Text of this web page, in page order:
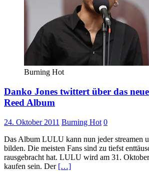
Burning Hot
Danko Jones twittert über das
Reed Album
24. Oktober 2011 Burning Hot 0
Das Album LULU kann nun jeder streamen
bilden. Die meisten Fans sind zu tiefst
rausgebracht hat. LULU wird am 31.
kaufen sein. Der […]